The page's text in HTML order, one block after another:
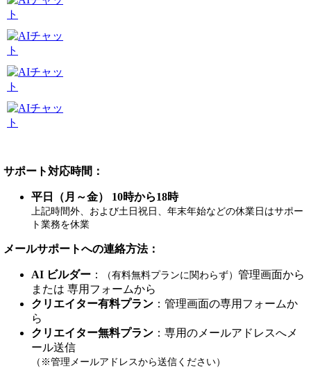
サポート対応時間：
平日（月～金） 10時から18時
上記時間外、および土日祝日、年末年始などの休業日はサポー
ト業務を休業
メールサポートへの連絡方法：
AI ビルダー ： （有料無料プランに関わらず） 管理画面から
または 専用フォームから
クリエイター有料プラン ：管理画面の専用フォームか
ら
クリエイター無料プラン ：専用のメールアドレスへメ
ール送信
（※管理メールアドレスから送信ください）